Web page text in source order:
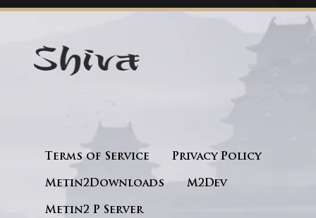
Terms of Service Privacy Policy
Metin2Downloads M2Dev
Metin2 P Server